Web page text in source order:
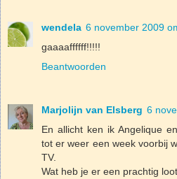
wendela 6 november 2009
gaaaaffffff!!!!!
Beantwoorden
Marjolijn van Elsberg 6
En allicht ken ik Angelique
tot er weer een week voorbij
TV.
Wat heb je er een prachtig